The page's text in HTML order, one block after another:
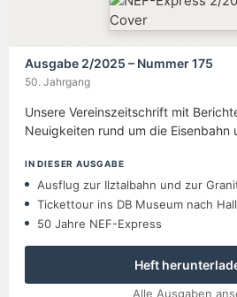
Ausgabe 2/2025 – Nummer 175
50. Jahrgang
Unsere Vereinszeitschrift mit
Neuigkeiten rund um die Eisenbahn
IN DIESER AUSGABE
Ausflug zur Ilztalbahn und zur
Tickettour ins DB Museum nach
50 Jahre NEF-Express
Heft
Alle Ausgaben